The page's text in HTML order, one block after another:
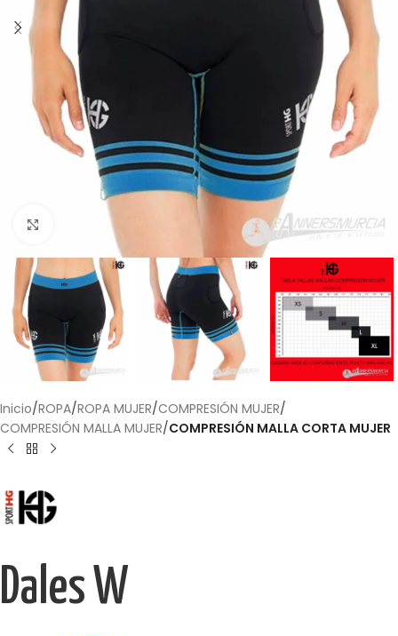
Haga Click para agrandar
Inicio ROPA ROPA MUJER COMPRESIÓN MUJER
COMPRESIÓN MALLA MUJER COMPRESIÓN MALLA CORTA MUJER
Dales W